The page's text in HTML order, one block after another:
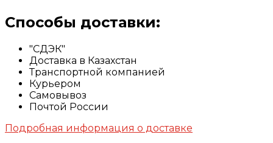
Способы доставки:
"СДЭК"
Доставка в Казахстан
Транспортной компанией
Курьером
Самовывоз
Почтой России
Подробная информация о доставке